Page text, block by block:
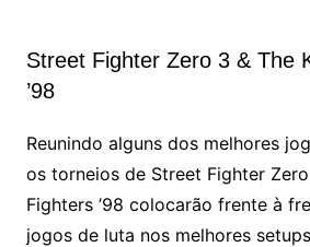
Street Fighter Zero 3 & The
’98
Reunindo alguns dos melhores
os torneios de Street Fighter
Fighters ’98 colocarão frente à
jogos de luta nos melhores